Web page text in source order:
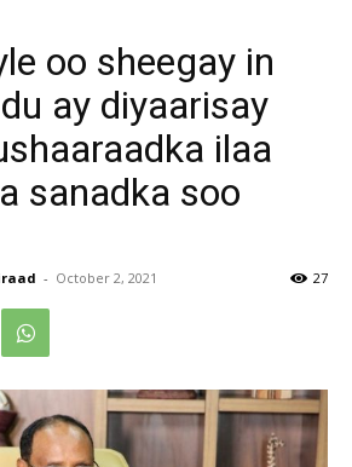
(RM)
oo sheegay in
ay diyaarisay
ilaa
sanadka soo
- October 2, 2021 27